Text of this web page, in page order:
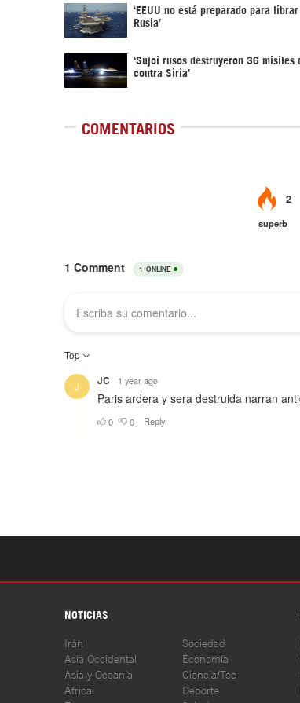
‘EEUU no está preparado para
Rusia’
‘Sujoi rusos destruyeron 36 misiles
contra Siria’
COMENTARIOS
NOTICIAS
Irán
Asia Occidental
Asia y Oceanía
África
Sociedad
Economía
Ciencia/Tec
Deporte